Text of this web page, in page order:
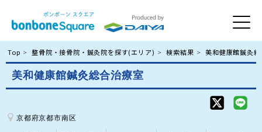
Top 整骨院・接骨院・鍼灸院を探す(エリア) 検索結果 美和健康館鍼灸
美和健康館鍼灸総合治療室
京都府京都市南区